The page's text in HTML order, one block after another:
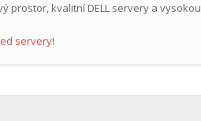
prostor, kvalitní DELL servery a vysokou
servery!